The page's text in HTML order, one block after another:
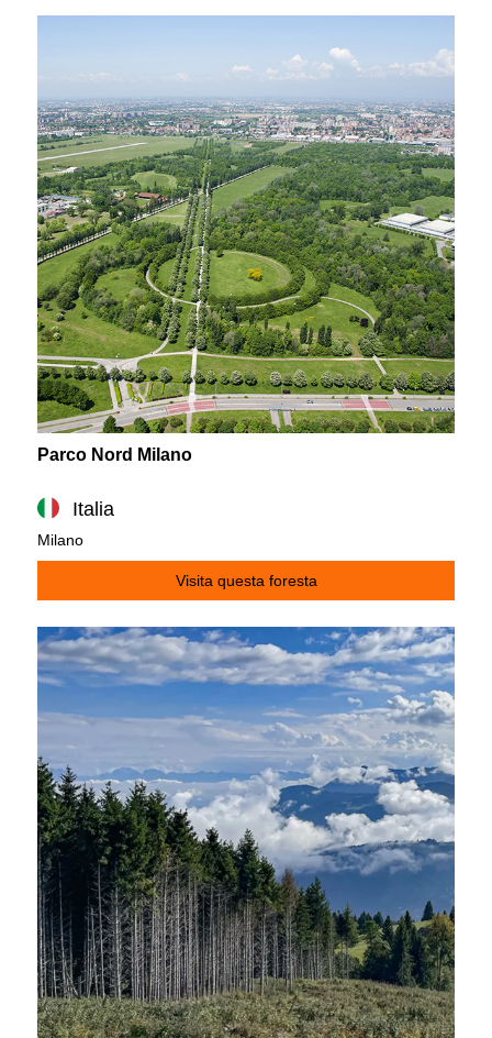
Parco Nord Milano
Italia
Milano
Visita questa foresta